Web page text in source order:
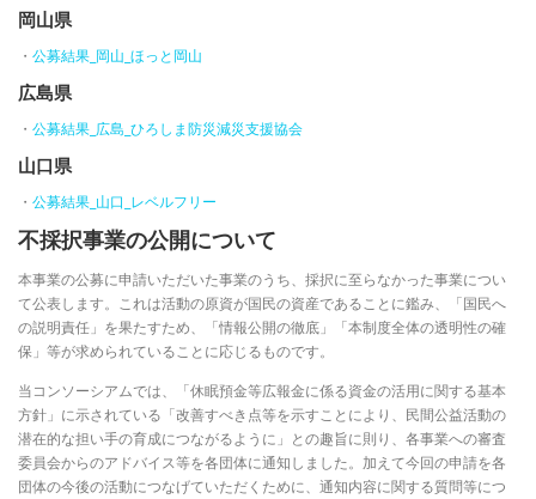
岡山県
・ 公募結果_岡山_ほっと岡山
広島県
・ 公募結果_広島_ひろしま防災減災支援協会
山口県
・ 公募結果_山口_レベルフリー
不採択事業の公開について
本事業の公募に申請いただいた事業のうち、採択に至らなかった事業につい
て公表します。これは活動の原資が国民の資産であることに鑑み、「国民へ
の説明責任」を果たすため、「情報公開の徹底」「本制度全体の透明性の確
保」等が求められていることに応じるものです。
当コンソーシアムでは、「休眠預金等広報金に係る資金の活用に関する基本
方針」に示されている「改善すべき点等を示すことにより、民間公益活動の
潜在的な担い手の育成につながるように」との趣旨に則り、各事業への審査
委員会からのアドバイス等を各団体に通知しました。加えて今回の申請を各
団体の今後の活動につなげていただくために、通知内容に関する質問等につ